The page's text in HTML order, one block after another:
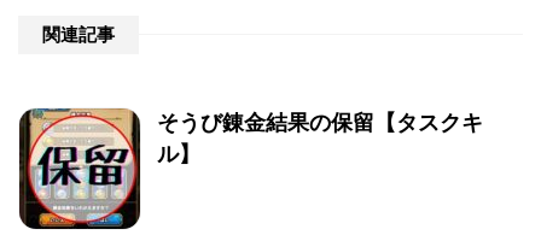
関連記事
そうび錬金結果の保留【タスクキ
ル】